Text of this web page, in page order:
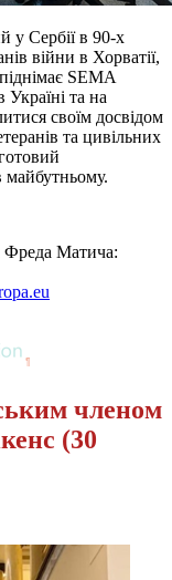
у Сербії в 90-х
війни в Хорватії,
SEMA
Україні та на
своїм досвідом
та цивільних
майбутньому.
Фреда Матича:
членом
(30